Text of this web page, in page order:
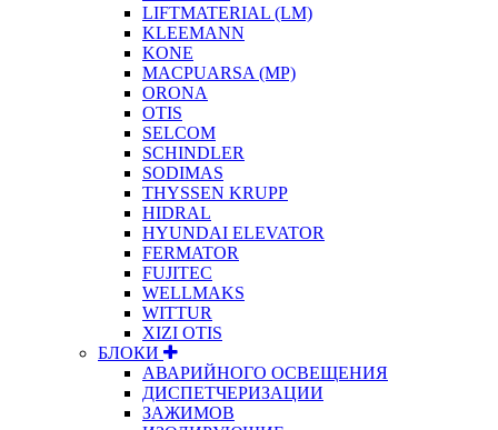
LIFTMATERIAL (LM)
KLEEMANN
KONE
MACPUARSA (MP)
ORONA
OTIS
SELCOM
SCHINDLER
SODIMAS
THYSSEN KRUPP
HIDRAL
HYUNDAI ELEVATOR
FERMATOR
FUJITEC
WELLMAKS
WITTUR
XIZI OTIS
БЛОКИ
АВАРИЙНОГО ОСВЕЩЕНИЯ
ДИСПЕТЧЕРИЗАЦИИ
ЗАЖИМОВ